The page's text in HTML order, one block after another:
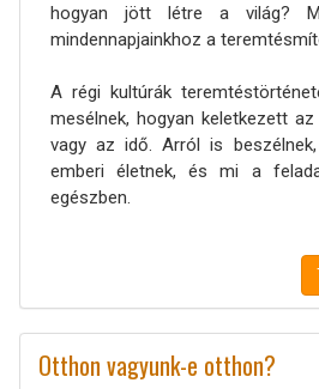
hogyan jött létre a világ?
mindennapjainkhoz a
A régi kultúrák
mesélnek, hogyan keletkezett
vagy az idő. Arról is
emberi életnek, és mi a
egészben.
Otthon vagyunk-e otthon?